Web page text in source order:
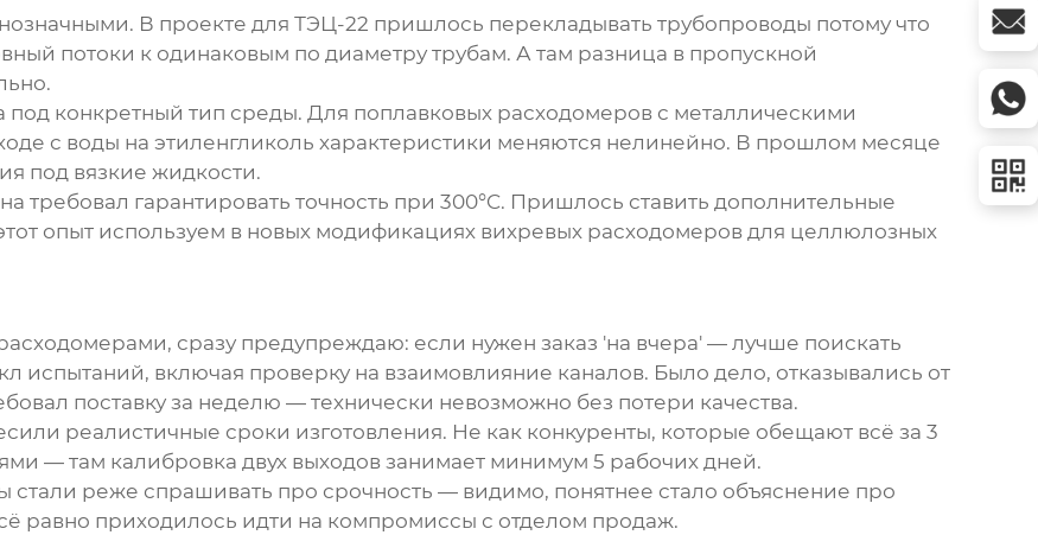
В проекте для ТЭЦ-22 пришлось перекладывать трубопроводы потому что
потоки к одинаковым по диаметру трубам. А там разница в пропускной
конкретный тип среды. Для поплавковых расходомеров с металлическими
с воды на этиленгликоль характеристики меняются нелинейно. В прошлом месяце
под вязкие жидкости.
требовал гарантировать точность при 300°C. Пришлось ставить дополнительные
опыт используем в новых модификациях вихревых расходомеров для целлюлозных
сразу предупреждаю: если нужен заказ 'на вчера' — лучше поискать
испытаний, включая проверку на взаимовлияние каналов. Было дело, отказывались от
поставку за неделю — технически невозможно без потери качества.
реалистичные сроки изготовления. Не как конкуренты, которые обещают всё за 3
— там калибровка двух выходов занимает минимум 5 рабочих дней.
стали реже спрашивать про срочность — видимо, понятнее стало объяснение про
равно приходилось идти на компромиссы с отделом продаж.